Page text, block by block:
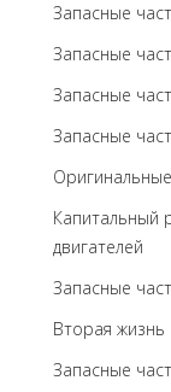
Запасные
Запасные
Запасные
Запасные
Капитальный
двигателей
Запасные
Вторая жизнь
Запасные